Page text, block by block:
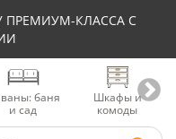
ПРЕМИУМ-КЛАССА С
баня
и сад
Шкафы и
комоды